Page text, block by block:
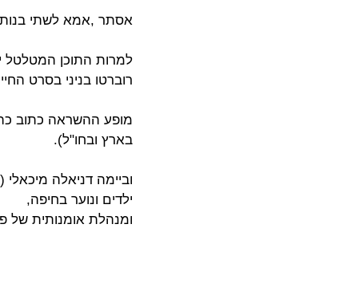
אסתר ,אמא לשתי בנות
למרות התוכן המטלטל
רוברטו בניני בסרט
בארץ ובחו"ל).
וביימה דניאלה
ילדים ונוער בחיפה,
ומנהלת אומנותית של